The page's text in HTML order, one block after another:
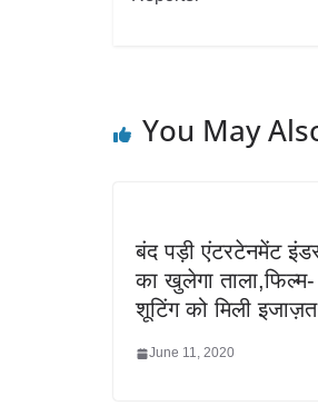
You May
बंद पड़ी एंटरटेनमेंट
का खुलेगा ताला,फिल्म-
शूटिंग को मिली इजाज़त
June 11, 2020